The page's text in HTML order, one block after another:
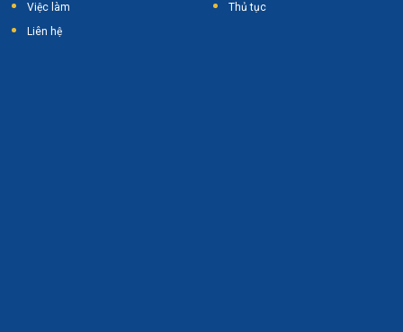
Việc làm
Liên hệ
Thủ tục